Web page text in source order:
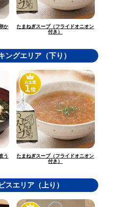
か たまねぎスープ（フライドオニオン
付き）
ングエリア（下り）
う たまねぎスープ（フライドオニオン
付き）
スエリア（上り）